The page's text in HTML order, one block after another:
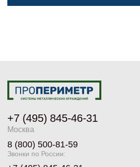
+7 (495) 845-46-31
Москва
8 (800) 500-81-59
Звонки по России: